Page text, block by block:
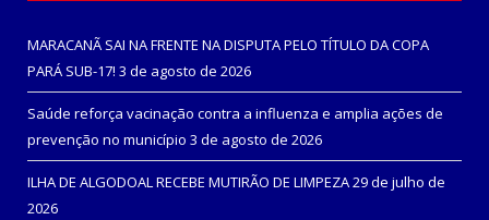
MARACANÃ SAI NA FRENTE NA DISPUTA PELO TÍTULO DA COPA
PARÁ SUB-17! 3 de agosto de 2026
Saúde reforça vacinação contra a influenza e amplia ações de
prevenção no município 3 de agosto de 2026
ILHA DE ALGODOAL RECEBE MUTIRÃO DE LIMPEZA29 de julho de
2026